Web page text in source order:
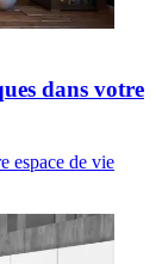
dans votre
espace de vie